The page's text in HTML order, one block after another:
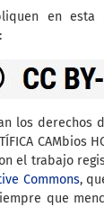
en esta
los derechos
CAMbios
el trabajo
Commons,
que